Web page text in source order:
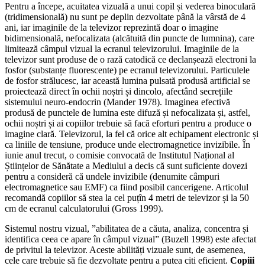
Pentru a începe, acuitatea vizuală a unui copil și vederea binoculară
(tridimensională) nu sunt pe deplin dezvoltate până la vârstă de 4
ani, iar imaginile de la televizor reprezintă doar o imagine
bidimensională, nefocalizata (alcătuită din puncte de lumnina), care
limitează câmpul vizual la ecranul televizorului. Imaginile de la
televizor sunt produse de o rază catodică ce declanșează electroni la
fosfor (substanțe fluorescente) pe ecranul televizorului. Particulele
de fosfor strălucesc, iar această lumina pulsată produsă artificial se
proiectează direct în ochii noștri și dincolo, afectând secrețiile
sistemului neuro-endocrin (Mander 1978). Imaginea efectivă
produsă de punctele de lumina este difuză și nefocalizata și, astfel,
ochii noștri și ai copiilor trebuie să facă eforturi pentru a produce o
imagine clară. Televizorul, la fel că orice alt echipament electronic și
ca liniile de tensiune, produce unde electromagnetice invizibile. În
iunie anul trecut, o comisie convocată de Institutul Național al
Științelor de Sănătate a Mediului a decis că sunt suficiente dovezi
pentru a consideră că undele invizibile (denumite câmpuri
electromagnetice sau EMF) ca fiind posibil cancerigene. Articolul
recomandă copiilor să stea la cel puțîn 4 metri de televizor și la 50
cm de ecranul calculatorului (Gross 1999).
Sistemul nostru vizual, ”abilitatea de a căuta, analiza, concentra și
identifica ceea ce apare în câmpul vizual” (Buzell 1998) este afectat
de privitul la televizor. Aceste abilități vizuale sunt, de asemenea,
cele care trebuie să fie dezvoltate pentru a putea citi eficient. Copiii